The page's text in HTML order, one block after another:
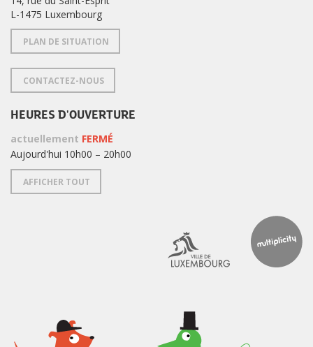
L-1475 Luxembourg
PLAN DE SITUATION
CONTACTEZ-NOUS
HEURES D'OUVERTURE
actuellement FERMÉ
Aujourd'hui 10h00 – 20h00
AFFICHER TOUT